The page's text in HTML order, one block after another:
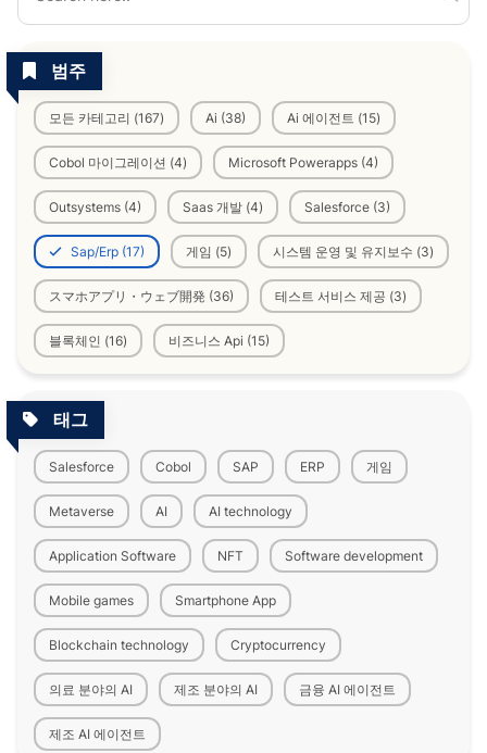
범주
모든 카테고리 (167) Ai (38) Ai 에이전트 (15)
Cobol 마이그레이션 (4) Microsoft Powerapps (4)
Outsystems (4) Saas 개발 (4) Salesforce (3)
Sap/Erp (17) 게임 (5) 시스템 운영 및 유지보수 (3)
スマホアプリ・ウェブ開発 (36) 테스트 서비스 제공 (3)
블록체인 (16) 비즈니스 Api (15)
태그
Salesforce Cobol SAP ERP 게임
Metaverse AI AI technology
Application Software NFT Software development
Mobile games Smartphone App
Blockchain technology Cryptocurrency
의료 분야의 AI 제조 분야의 AI 금융 AI 에이전트
제조 AI 에이전트